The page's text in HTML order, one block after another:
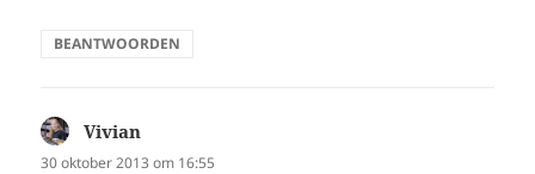
BEANTWOORDEN
Vivian
30 oktober 2013 om 16:55